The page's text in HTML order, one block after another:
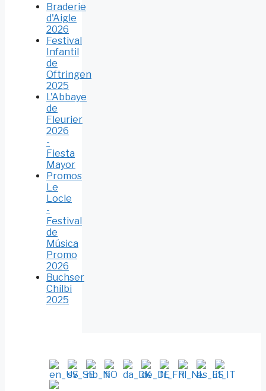
Braderie
d'Aigle
2026
Festival
Infantil
de
Oftringen
2025
L'Abbaye
de
Fleurier
2026
-
Fiesta
Mayor
Promos
Le
Locle
-
Festival
de
Música
Promo
2026
Buchser
Chilbi
2025